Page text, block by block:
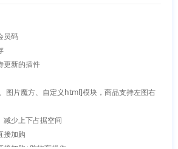
文件支持居中和最大最高限定并自适应
级导航、资质展示、增加店铺评分、新增后台等
控制
开关
位和备注提到规格层面、批量修改价格逻辑可能
滑动后点击购买会消失
核通知（消息通知插件中实现）
机配置支持别名、商品绑定、多模板、支持客服
屏缩小
口并行
数量优化
同步和运单打印及商品标签打印
细节优化
员码
更新的插件
图片魔方、自定义html]模块，商品支持左图右
减少上下占据空间
接加购